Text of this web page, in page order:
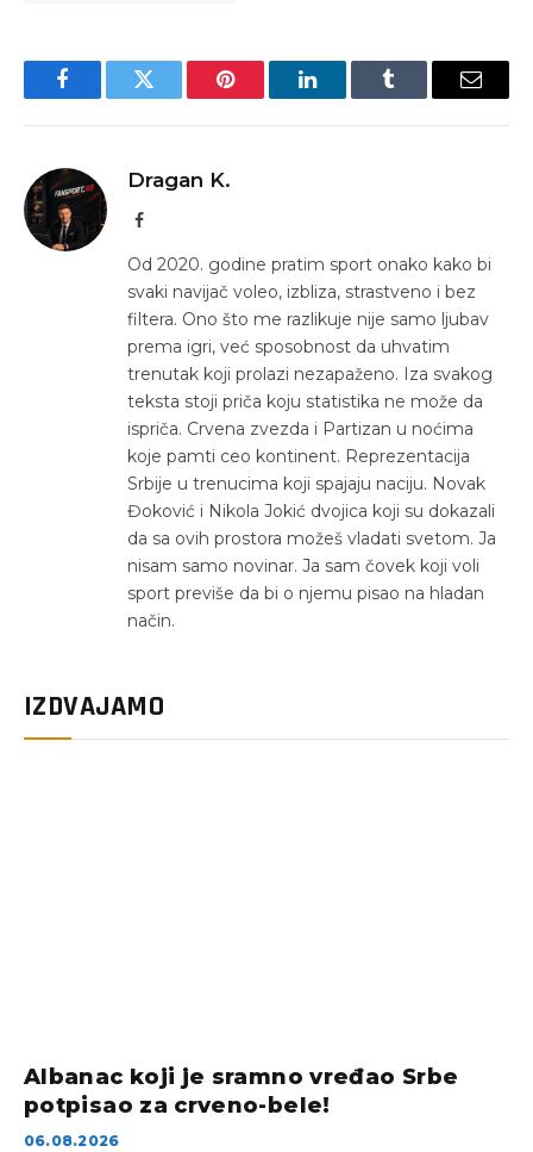
FacebookTwitter Pinterest LinkedInTumblr Email
Dragan K.
Facebook
Od 2020. godine pratim sport onako kako bi
svaki navijač voleo, izbliza, strastveno i bez
filtera. Ono što me razlikuje nije samo ljubav
prema igri, već sposobnost da uhvatim
trenutak koji prolazi nezapaženo. Iza svakog
teksta stoji priča koju statistika ne može da
ispriča. Crvena zvezda i Partizan u noćima
koje pamti ceo kontinent. Reprezentacija
Srbije u trenucima koji spajaju naciju. Novak
Đoković i Nikola Jokić dvojica koji su dokazali
da sa ovih prostora možeš vladati svetom. Ja
nisam samo novinar. Ja sam čovek koji voli
sport previše da bi o njemu pisao na hladan
način.
IZDVAJAMO
Albanac koji je sramno vređao Srbe
potpisao za crveno-bele!
06.08.2026